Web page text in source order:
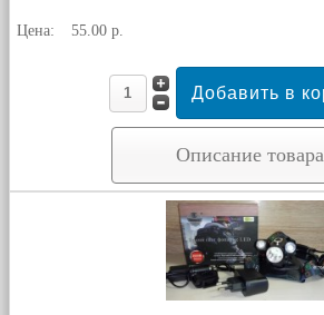
Цена: 55.00 р.
Описание товара